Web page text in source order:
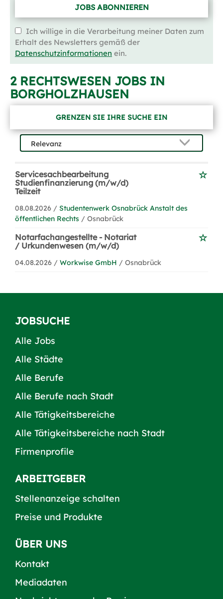
JOBS ABONNIEREN
Ich willige in die Verarbeitung meiner Daten zum
Erhalt des Newsletters gemäß der
Datenschutzinformationen ein.
2 RECHTSWESEN JOBS IN
BORGHOLZHAUSEN
GRENZEN SIE IHRE SUCHE EIN
Servicesachbearbeitung
Studienfinanzierung (m/w/d)
Teilzeit
08.08.2026 / Studentenwerk Osnabrück Anstalt des
öffentlichen Rechts / Osnabrück
Notarfachangestellte - Notariat
/ Urkundenwesen (m/w/d)
04.08.2026 / Workwise GmbH / Osnabrück
JOBSUCHE
Alle Jobs
Alle Städte
Alle Berufe
Alle Berufe nach Stadt
Alle Tätigkeitsbereiche
Alle Tätigkeitsbereiche nach Stadt
Firmenprofile
ARBEITGEBER
Stellenanzeige schalten
Preise und Produkte
ÜBER UNS
Kontakt
Mediadaten